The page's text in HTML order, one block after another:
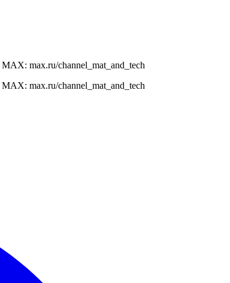
МАХ: max.ru/channel_mat_and_tech
МАХ: max.ru/channel_mat_and_tech